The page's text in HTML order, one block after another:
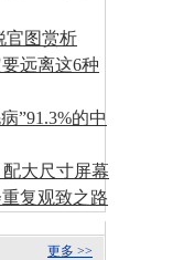
官图赏析
远离这6种
”91.3%的中
大尺寸屏幕
复观致之路
更多 >>